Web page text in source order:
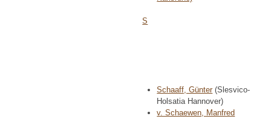
S
Schaaff, Günter (Slesvico-
Holsatia Hannover)
v. Schaewen, Manfred